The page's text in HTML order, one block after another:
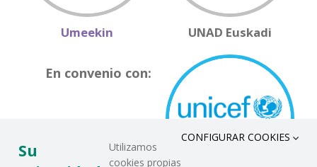
Umeekin UNAD Euskadi
En convenio con:
Su
Utilizamos
cookies propias
CONFIGURAR COOKIES